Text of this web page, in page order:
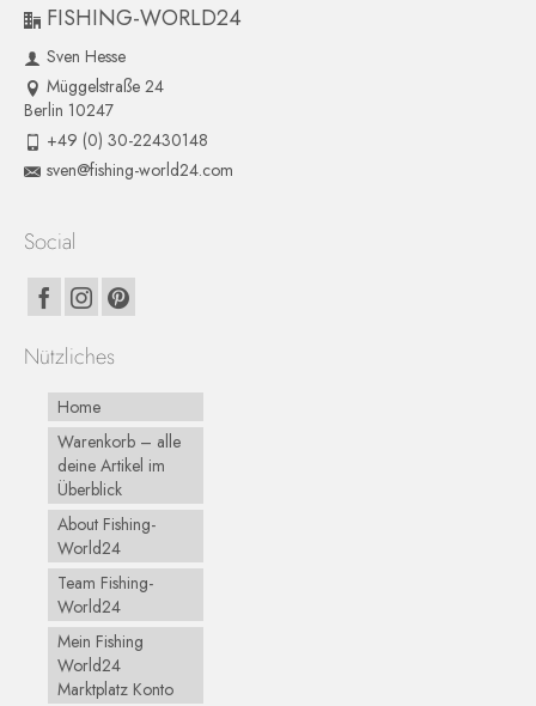
FISHING-WORLD24
Sven Hesse
Müggelstraße 24
Berlin 10247
+49 (0) 30-22430148
sven@fishing-world24.com
Social
Nützliches
Home
Warenkorb – alle
deine Artikel im
Überblick
About Fishing-
World24
Team Fishing-
World24
Mein Fishing
World24
Marktplatz Konto